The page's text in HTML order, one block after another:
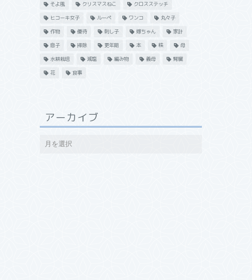
そよ風
クリスマスねこ
クロスステッチ
ヒコーキ女子
ルーペ ワンコ
丸々子
作物
優待 刺し子 嫁ちゃん
家計
息子
掃除 更年期 本 株
母
水耕栽培
減塩 編み物 義母
腎臓
花
食事
アーカイブ